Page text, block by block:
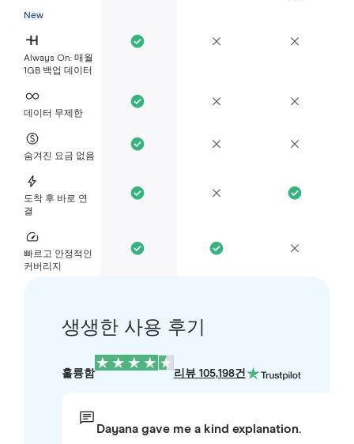
New
Always On: 매월
1GB 백업 데이터
데이터 무제한
숨겨진 요금 없음
도착 후 바로 연
결
빠르고 안정적인
커버리지
생생한 사용 후기
훌륭함 리뷰 105,198건
Dayana gave me a kind explanation.